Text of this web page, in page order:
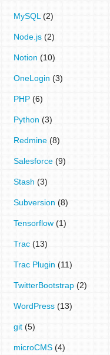
MySQL(2)
Node.js (2)
Notion (10)
OneLogin (3)
PHP (6)
Python (3)
Redmine (8)
Salesforce (9)
Stash (3)
Subversion (8)
Tensorflow (1)
Trac (13)
Trac Plugin (11)
TwitterBootstrap (2)
WordPress (13)
git (5)
microCMS (4)